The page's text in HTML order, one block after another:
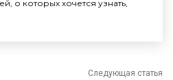
о которых хочется узнать,
Следующая статья